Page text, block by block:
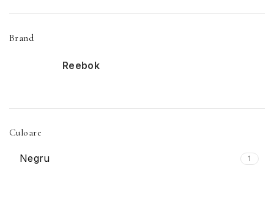
Brand
Reebok
Culoare
Negru 1